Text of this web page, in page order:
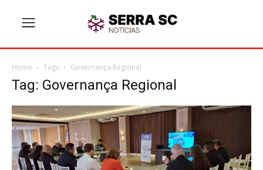
Home Tags Governança Regional
Tag: Governança Regional